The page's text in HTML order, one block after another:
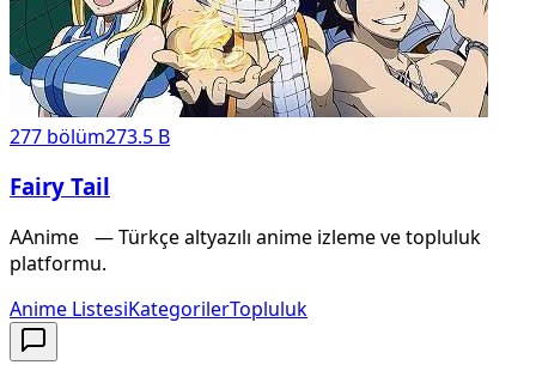
277 bölüm273.5 B
Fairy Tail
AAnime — Türkçe altyazılı anime izleme ve topluluk
platformu.
Anime ListesiKategorilerTopluluk